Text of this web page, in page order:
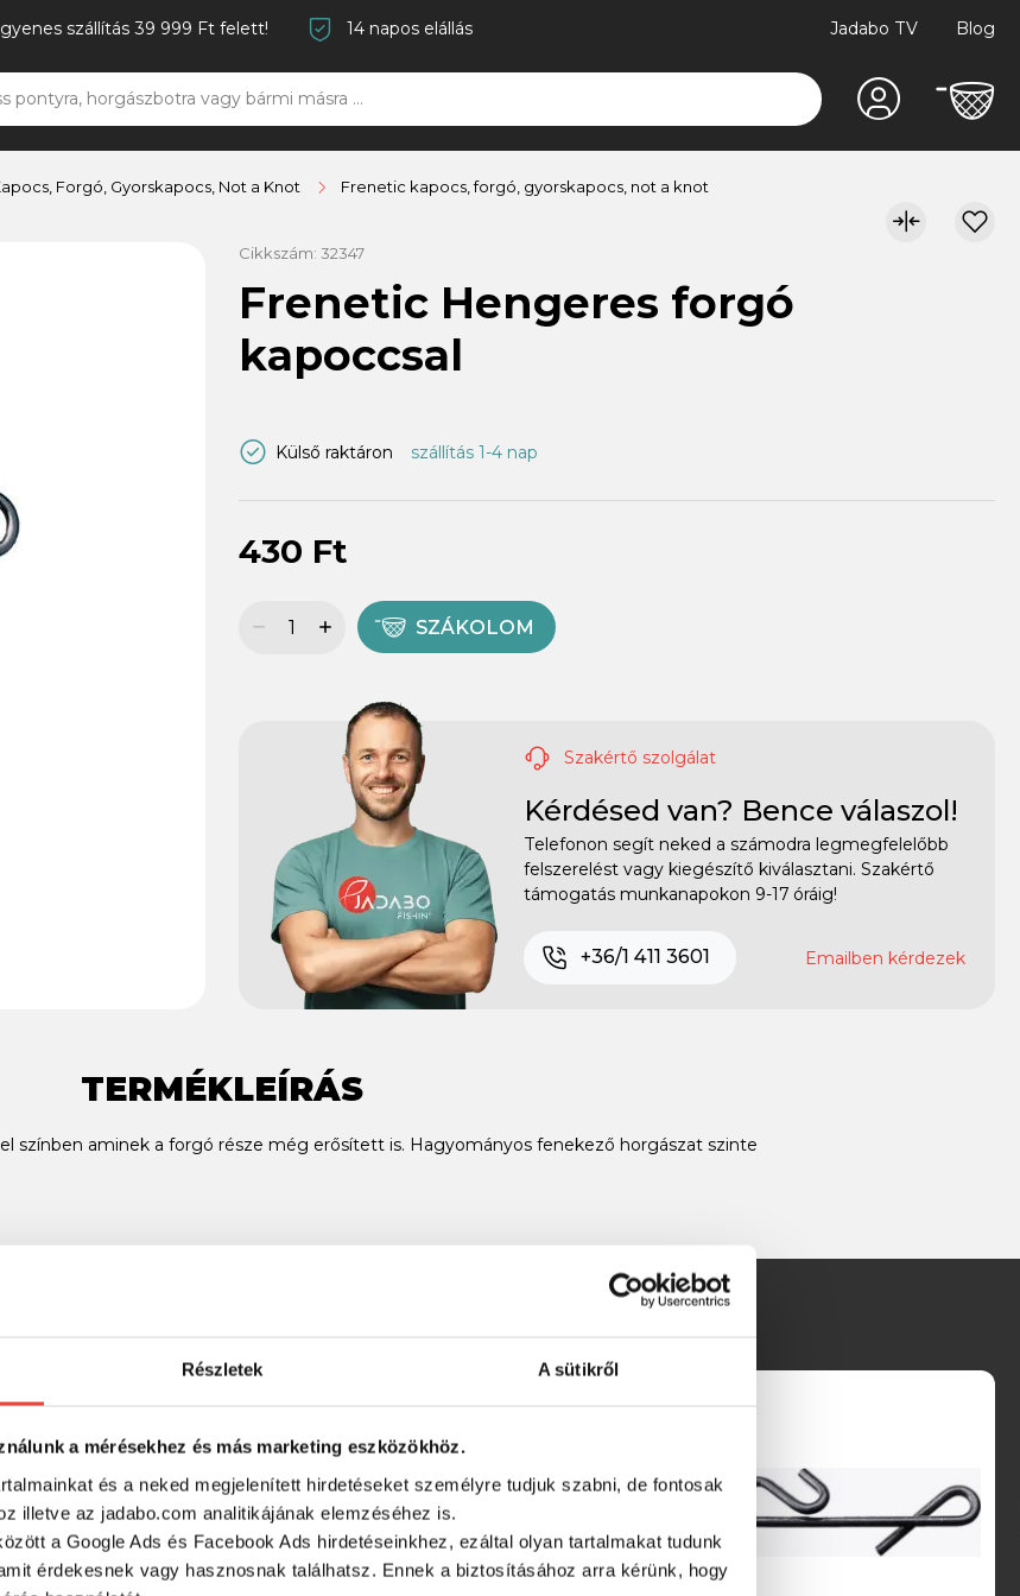
Részletek A sütikről
a mérésekhez és más marketing eszközökhöz.
és a neked megjelenített hirdetéseket személyre tudjuk szabni, de fontosak
illetve az jadabo.com analitikájának elemzéséhez is.
a Google Ads és Facebook Ads hirdetéseinkhez, ezáltal olyan tartalmakat tudunk
érdekesnek vagy hasznosnak találhatsz. Ennek a biztosításához arra kérünk, hogy
szállítás 39 999 Ft felett! 14 napos elállás Jadabo TV Blog
Forgó, Gyorskapocs, Not a Knot Frenetic kapocs, forgó, gyorskapocs, not a knot
Cikkszám: 32347
Frenetic Hengeres forgó
kapoccsal
Külső raktáron szállítás 1-4 nap
430 Ft
SZÁKOLOM
Szakértő szolgálat
Kérdésed van? Bence válaszol!
Telefonon segít neked a számodra legmegfelelőbb
felszerelést vagy kiegészítő kiválasztani. Szakértő
támogatás munkanapokon 9-17 óráig!
+36/1 411 3601 Emailben kérdezek
TERMÉKLEÍRÁS
színben aminek a forgó része még erősített is. Hagyományos fenekező horgászat szinte